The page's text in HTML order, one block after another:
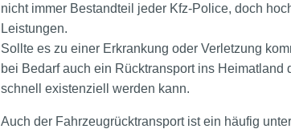
nicht immer Bestandteil jeder Kfz-Police, doch
Leistungen.
Sollte es zu einer Erkrankung oder Verletzung
bei Bedarf auch ein Rücktransport ins
schnell existenziell werden kann.
Auch der Fahrzeugrücktransport ist ein häufig